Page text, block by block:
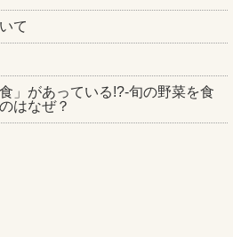
て
」があっている!?-旬の野菜を食
はなぜ？